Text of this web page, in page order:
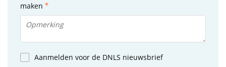
maken
Aanmelden voor de DNLS nieuwsbrief